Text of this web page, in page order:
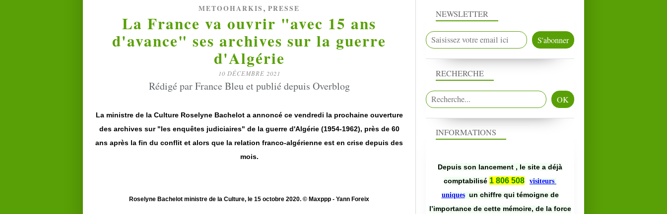
METOOHARKIS , PRESSE
La France va ouvrir "avec 15 ans
d'avance" ses archives sur la guerre
d'Algérie
10 DÉCEMBRE 2021
Rédigé par France Bleu et publié depuis Overblog
La ministre de la Culture Roselyne Bachelot a annoncé ce vendredi la prochaine ouverture
des archives sur "les enquêtes judiciaires" de la guerre d'Algérie (1954-1962), près de 60
ans après la fin du conflit et alors que la relation franco-algérienne est en crise depuis des
mois.
Roselyne Bachelot ministre de la Culture, le 15 octobre 2020. © Maxppp - Yann Foreix
NEWSLETTER
RECHERCHE
INFORMATIONS
Depuis son lancement , le site a déjà
comptabilisé 1 806 508
visiteurs
uniques un chiffre qui témoigne de
l’importance de cette mémoire, de la force